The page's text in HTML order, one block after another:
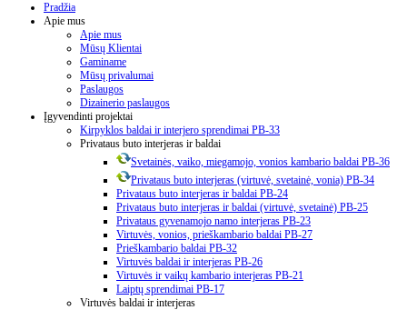
Pradžia
Apie mus
Apie mus
Mūsų Klientai
Gaminame
Mūsų privalumai
Paslaugos
Dizainerio paslaugos
Įgyvendinti projektai
Kirpyklos baldai ir interjero sprendimai PB-33
Privataus buto interjeras ir baldai
Svetainės, vaiko, miegamojo, vonios kambario baldai PB-36
Privataus buto interjeras (virtuvė, svetainė, vonia) PB-34
Privataus buto interjeras ir baldai PB-24
Privataus buto interjeras ir baldai (virtuvė, svetainė) PB-25
Privataus gyvenamojo namo interjeras PB-23
Virtuvės, vonios, prieškambario baldai PB-27
Prieškambario baldai PB-32
Virtuvės baldai ir interjeras PB-26
Virtuvės ir vaikų kambario interjeras PB-21
Laiptų sprendimai PB-17
Virtuvės baldai ir interjeras